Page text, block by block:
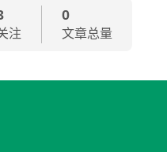
注
0
文章总量